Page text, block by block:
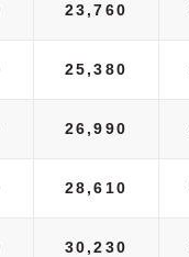
23,760
25,380
26,990
28,610
30,230